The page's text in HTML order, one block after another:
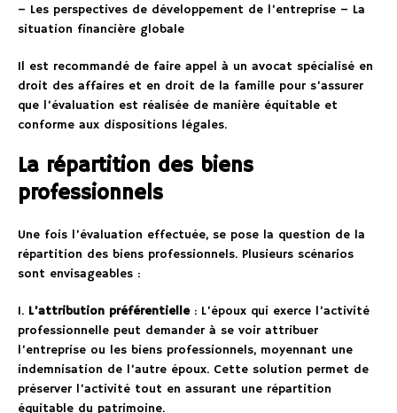
– Les perspectives de développement de l’entreprise – La
situation financière globale
Il est recommandé de faire appel à un avocat spécialisé en
droit des affaires et en droit de la famille pour s’assurer
que l’évaluation est réalisée de manière équitable et
conforme aux dispositions légales.
La répartition des biens
professionnels
Une fois l’évaluation effectuée, se pose la question de la
répartition des biens professionnels. Plusieurs scénarios
sont envisageables :
1. L’attribution préférentielle: L’époux qui exerce l’activité
professionnelle peut demander à se voir attribuer
l’entreprise ou les biens professionnels, moyennant une
indemnisation de l’autre époux. Cette solution permet de
préserver l’activité tout en assurant une répartition
équitable du patrimoine.